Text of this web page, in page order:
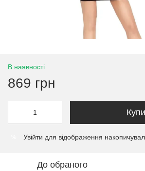
В наявності
869 грн
Увійти для відображення
До обраного